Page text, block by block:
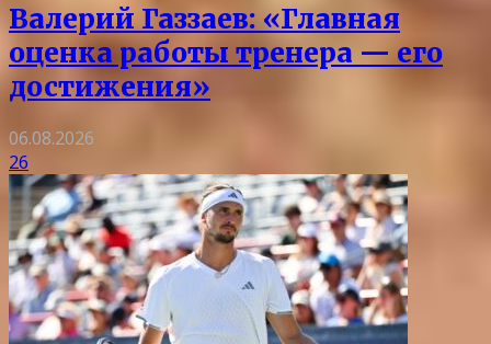
Валерий Газзаев: «Главная
оценка работы тренера — его
достижения»
06.08.2026
26